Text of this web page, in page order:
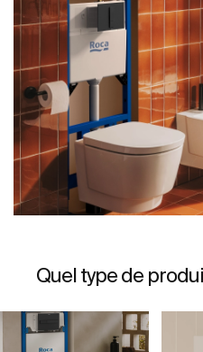
Quel type de